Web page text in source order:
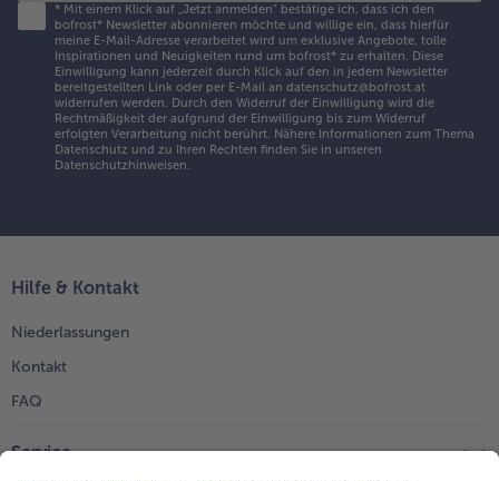
* Mit einem Klick auf „Jetzt anmelden" bestätige ich, dass ich den
bofrost* Newsletter abonnieren möchte und willige ein, dass hierfür
meine E-Mail-Adresse verarbeitet wird um exklusive Angebote, tolle
Inspirationen und Neuigkeiten rund um bofrost* zu erhalten. Diese
Einwilligung kann jederzeit durch Klick auf den in jedem Newsletter
bereitgestellten Link oder per E-Mail an datenschutz@bofrost.at
widerrufen werden. Durch den Widerruf der Einwilligung wird die
Rechtmäßigkeit der aufgrund der Einwilligung bis zum Widerruf
erfolgten Verarbeitung nicht berührt. Nähere Informationen zum Thema
Datenschutz und zu Ihren Rechten finden Sie in unseren
Datenschutzhinweisen.
Hilfe & Kontakt
Niederlassungen
Kontakt
FAQ
Service